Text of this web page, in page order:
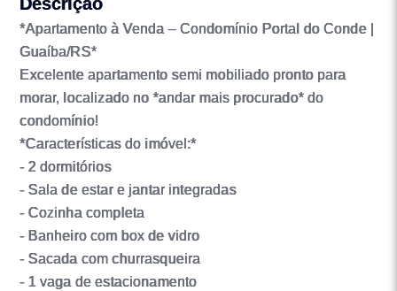
*Apartamento à Venda – Condomínio Portal do Conde |
Guaíba/RS*
Excelente apartamento semi mobiliado pronto para
morar, localizado no *andar mais procurado* do
condomínio!
*Características do imóvel:*
- 2 dormitórios
- Sala de estar e jantar integradas
- Cozinha completa
- Banheiro com box de vidro
- Sacada com churrasqueira
- 1 vaga de estacionamento